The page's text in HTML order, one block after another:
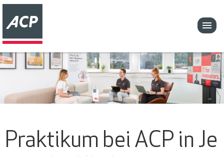
Praktikum bei ACP in Je